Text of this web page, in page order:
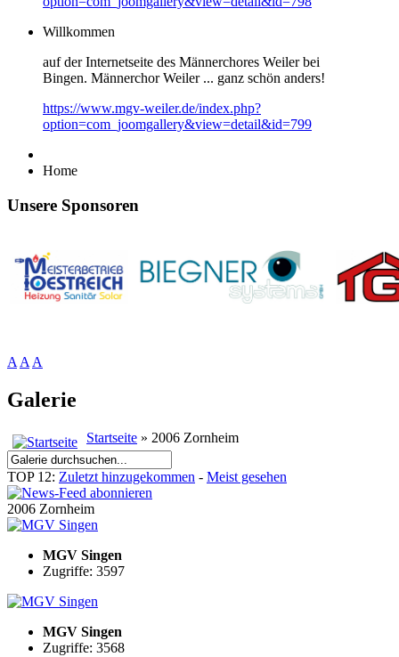
Willkommen
auf der Internetseite des Männerchores Weiler bei
Bingen. Männerchor Weiler ... ganz schön anders!
https://www.mgv-weiler.de/index.php?
option=com_joomgallery&view=detail&id=799
Home
Unsere Sponsoren
AAA
Galerie
Startseite » 2006 Zornheim
TOP 12: Zuletzt hinzugekommen - Meist gesehen
2006 Zornheim
MGV Singen
Zugriffe: 3597
MGV Singen
Zugriffe: 3568